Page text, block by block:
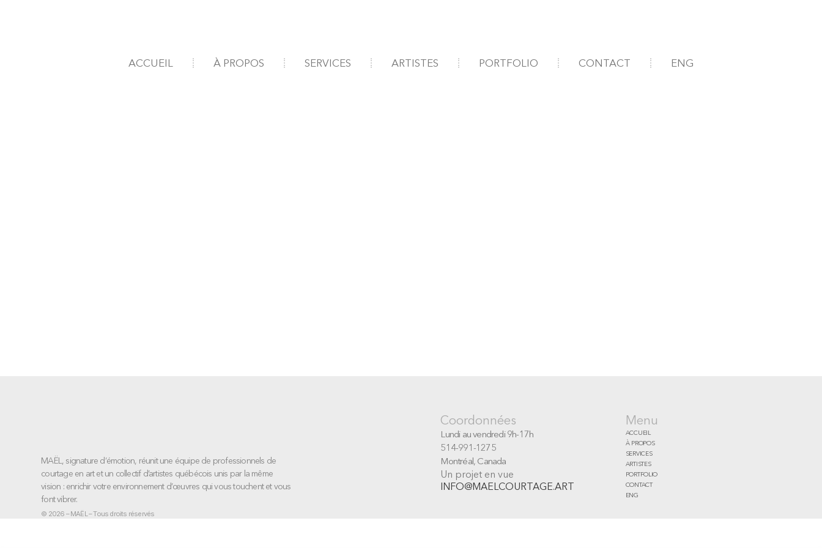
ACCUEIL À PROPOS SERVICES ARTISTES PORTFOLIO CONTACT ENG
MAËL, signature d’émotion, réunit une équipe de professionnels de
courtage en art et un collectif d’artistes québécois unis par la même
vision : enrichir votre environnement d’œuvres qui vous touchent et vous
font vibrer.
© 2026 – MAËL – Tous droits réservés
Coordonnées
Lundi au vendredi 9h-17h
514-991-1275
Montréal, Canada
Un projet en vue
INFO@MAELCOURTAGE.ART
Menu
ACCUEIL
À PROPOS
SERVICES
ARTISTES
PORTFOLIO
CONTACT
ENG